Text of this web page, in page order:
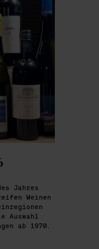
Jahres
Weinen
Auswahl
ab 1970.